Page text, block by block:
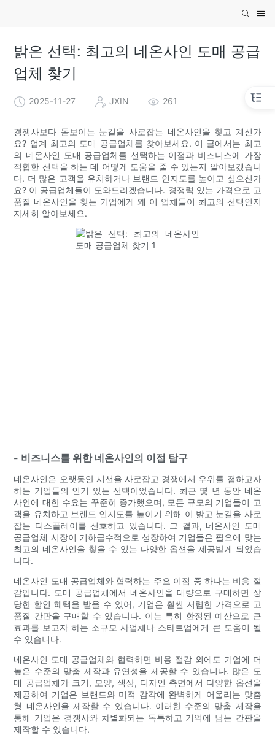
밝은 선택: 최고의 네온사인 도매 공급
업체 찾기
2025-11-27 JXIN 261
경쟁사보다 돋보이는 눈길을 사로잡는 네온사인을 찾고 계신가
요? 업계 최고의 도매 공급업체를 찾아보세요. 이 글에서는 최고
의 네온사인 도매 공급업체를 선택하는 이점과 비즈니스에 가장
적합한 선택을 하는 데 어떻게 도움을 줄 수 있는지 알아보겠습니
다. 더 많은 고객을 유치하거나 브랜드 인지도를 높이고 싶으신가
요? 이 공급업체들이 도와드리겠습니다. 경쟁력 있는 가격으로 고
품질 네온사인을 찾는 기업에게 왜 이 업체들이 최고의 선택인지
자세히 알아보세요.
- 비즈니스를 위한 네온사인의 이점 탐구
네온사인은 오랫동안 시선을 사로잡고 경쟁에서 우위를 점하고자
하는 기업들의 인기 있는 선택이었습니다. 최근 몇 년 동안 네온
사인에 대한 수요는 꾸준히 증가했으며, 모든 규모의 기업들이 고
객을 유치하고 브랜드 인지도를 높이기 위해 이 밝고 눈길을 사로
잡는 디스플레이를 선호하고 있습니다. 그 결과, 네온사인 도매
공급업체 시장이 기하급수적으로 성장하여 기업들은 필요에 맞는
최고의 네온사인을 찾을 수 있는 다양한 옵션을 제공받게 되었습
니다.
네온사인 도매 공급업체와 협력하는 주요 이점 중 하나는 비용 절
감입니다. 도매 공급업체에서 네온사인을 대량으로 구매하면 상
당한 할인 혜택을 받을 수 있어, 기업은 훨씬 저렴한 가격으로 고
품질 간판을 구매할 수 있습니다. 이는 특히 한정된 예산으로 큰
효과를 보고자 하는 소규모 사업체나 스타트업에게 큰 도움이 될
수 있습니다.
네온사인 도매 공급업체와 협력하면 비용 절감 외에도 기업에 더
높은 수준의 맞춤 제작과 유연성을 제공할 수 있습니다. 많은 도
매 공급업체가 크기, 모양, 색상, 디자인 측면에서 다양한 옵션을
제공하여 기업은 브랜드와 미적 감각에 완벽하게 어울리는 맞춤
형 네온사인을 제작할 수 있습니다. 이러한 수준의 맞춤 제작을
통해 기업은 경쟁사와 차별화되는 독특하고 기억에 남는 간판을
제작할 수 있습니다.